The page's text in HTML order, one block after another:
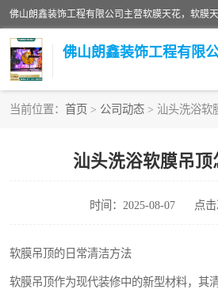
佛山朗鑫装饰工程有限
当前位置： 首页 > 公司动态 > 汕头洗浴软
汕头洗浴软膜吊顶
时间：2025-08-07 点
软膜吊顶的日常清洁方法
软膜吊顶作为现代装修中的新型材料，其